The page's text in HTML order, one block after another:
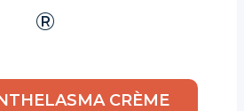
®
CRÈME